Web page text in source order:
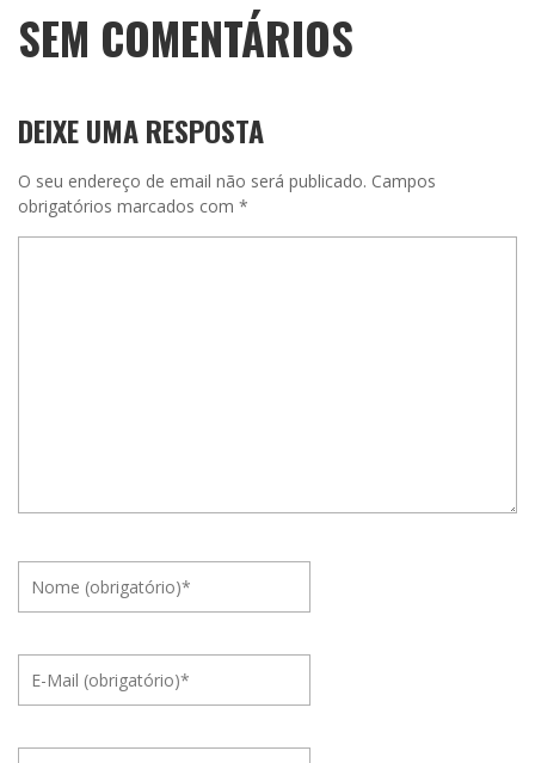
SEM COMENTÁRIOS
DEIXE UMA RESPOSTA
O seu endereço de email não será publicado. Campos
obrigatórios marcados com *